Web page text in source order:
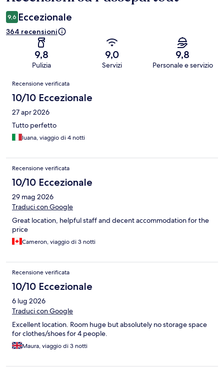
9,6 Eccezionale
364 recensioni
9,8
Pulizia
9,0
Servizi
9,8
Personale e servizio
Recensioni
Recensione verificata
10/10 Eccezionale
27 apr 2026
Tutto perfetto
luana, viaggio di 4 notti
Recensione verificata
10/10 Eccezionale
29 mag 2026
Traduci con Google
Great location, helpful staff and decent accommodation for the
price
Cameron, viaggio di 3 notti
Recensione verificata
10/10 Eccezionale
6 lug 2026
Traduci con Google
Excellent location. Room huge but absolutely no storage space
for clothes/shoes for 4 people.
Maura, viaggio di 3 notti